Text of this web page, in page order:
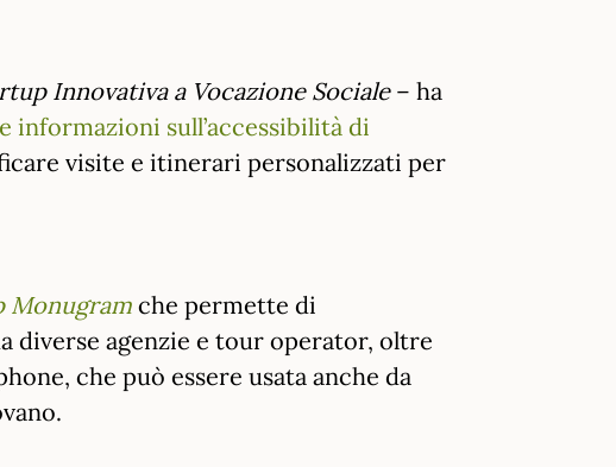
Innovativa a Vocazione Sociale– ha
informazioni sull’accessibilità di
visite e itinerari personalizzati per
Monugramche permette di
diverse agenzie e tour operator, oltre
che può essere usata anche da